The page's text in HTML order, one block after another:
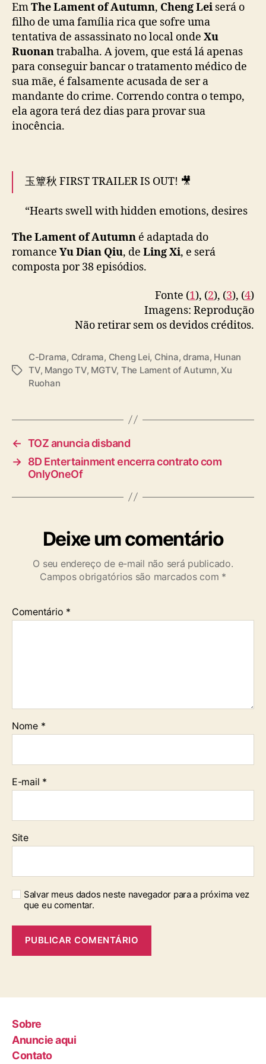
m
e
ç
a
m
a
g
o
o
r
a
e
p
u
l
i
o
pic.twitter.com/P0zrUmen8o
— cdrama tweets (@dramapotatoe)October
31, 2025
EmThe Lament of Autumn, Cheng Lei será o
filho de uma família rica que sofre uma
tentativa de assassinato no local onde Xu
Ruonantrabalha. A jovem, que está lá apenas
para conseguir bancar o tratamento médico de
sua mãe, é falsamente acusada de ser a
mandante do crime. Correndo contra o tempo,
ela agora terá dez dias para provar sua
inocência.
玉簟秋 FIRST TRAILER IS OUT! 🎥
“Hearts swell with hidden emotions, desires
temptation and deadly invitation. This
hunting in the name of love, who will be the
first to fall in love?”#TheLamentOfAutumn
pic.twitter.com/oxACaarQQJ
— 𝙛𝙡𝙤𝙤 ★ (@czhouye)October 31, 2025
The Lament of Autumn é adaptada do
romance Yu Dian Qiu, de Ling Xi, e será
composta por 38 episódios.
Fonte (1), (2), (3), (4)
Imagens: Reprodução
Não retirar sem os devidos créditos.
T
C-Drama, Cdrama, Cheng Lei, China,drama, Hunan
TV, Mango TV, MGTV, The Lament of Autumn,Xu
Ruohan
← TOZ anuncia disband
→ 8D Entertainment encerra contrato com
OnlyOneOf
Deixe um comentário
O seu endereço de e-mail não será publicado.
Campos obrigatórios são marcados com *
Comentário *
Nome *
E-mail *
Site
Salvar meus dados neste navegador para a próxima vez
que eu comentar.
Sobre
Anuncie aqui
Contato